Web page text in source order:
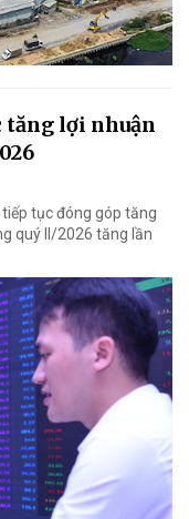
tăng lợi nhuận
tục đóng góp tăng
quý II/2026 tăng lần